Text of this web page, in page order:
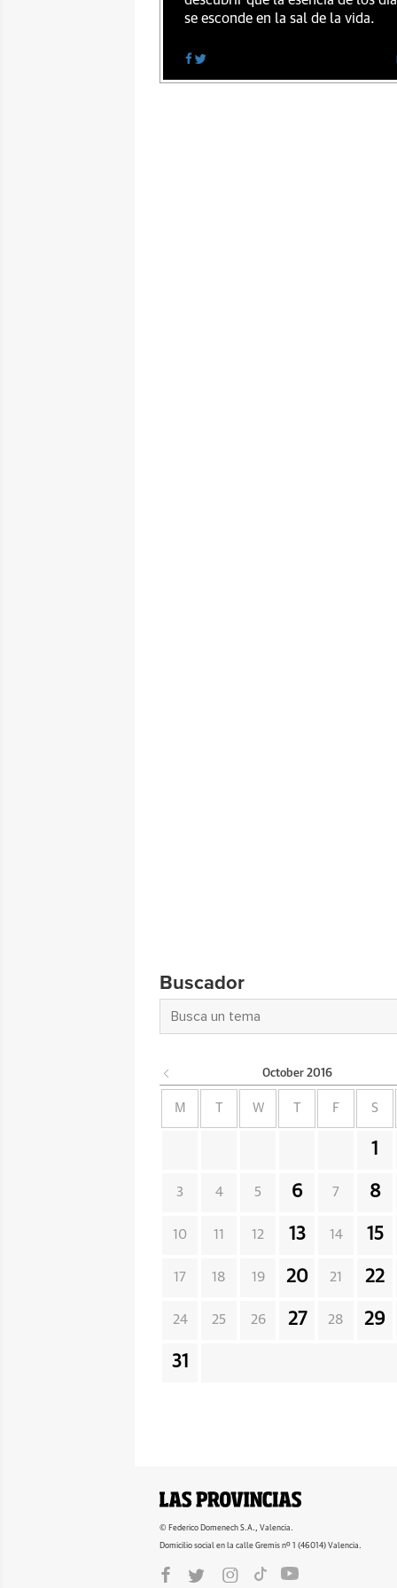
se esconde en la sal de la vida.
Buscador
October 2016
M W F S
1
3 4 5 6 7 8
10 11 12 13 14 15
17 18 19 20 21 22
24 25 26 27 28 29
31
© Federico Domenech S.A., Valencia.
Domicilio social en la calle Gremis nº 1 (46014) Valencia.